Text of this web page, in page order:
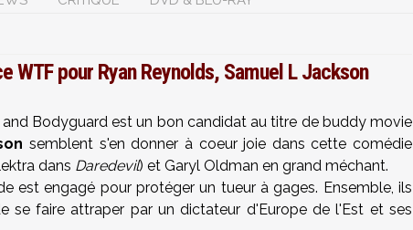
WTF pour Ryan Reynolds, Samuel L Jackson
Bodyguard est un bon candidat au titre de buddy movie
semblent s'en donner à coeur joie dans cette comédie
dans Daredevil) et Garyl Oldman en grand méchant.
est engagé pour protéger un tueur à gages. Ensemble, ils
se faire attraper par un dictateur d'Europe de l'Est et ses